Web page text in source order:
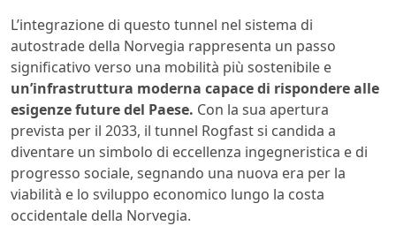
L’integrazione di questo tunnel nel sistema di
autostrade della Norvegia rappresenta un passo
significativo verso una mobilità più sostenibile e
un’infrastruttura moderna capace di rispondere alle
esigenze future del Paese. Con la sua apertura
prevista per il 2033, il tunnel Rogfast si candida a
diventare un simbolo di eccellenza ingegneristica e di
progresso sociale, segnando una nuova era per la
viabilità e lo sviluppo economico lungo la costa
occidentale della Norvegia.